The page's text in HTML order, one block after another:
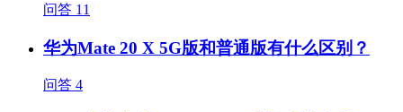
问答 11
华为Mate 20 X 5G版和普通版有什么区别？
问答 4